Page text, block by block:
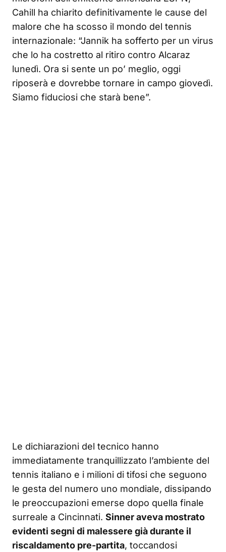
Cahill ha chiarito definitivamente le cause del
malore che ha scosso il mondo del tennis
internazionale: “Jannik ha sofferto per un virus
che lo ha costretto al ritiro contro Alcaraz
lunedì. Ora si sente un po’ meglio, oggi
riposerà e dovrebbe tornare in campo giovedì.
Siamo fiduciosi che starà bene”.
Le dichiarazioni del tecnico hanno
immediatamente tranquillizzato l’ambiente del
tennis italiano e i milioni di tifosi che seguono
le gesta del numero uno mondiale, dissipando
le preoccupazioni emerse dopo quella finale
surreale a Cincinnati. Sinner aveva mostrato
evidenti segni di malessere già durante il
riscaldamento pre-partita, toccandosi